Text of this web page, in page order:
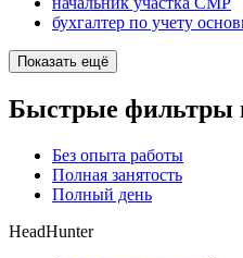
бухгалтер по учету
Показать ещё
Быстрые фильтры
Без опыта работы
Полная занятость
Полный день
HeadHunter